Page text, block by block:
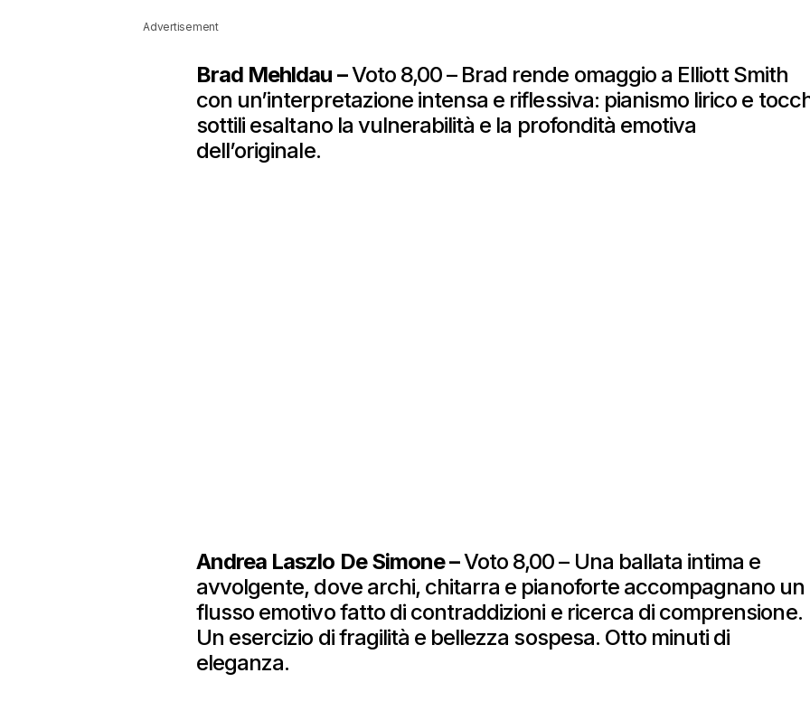
Advertisement
Brad Mehldau –Voto 8,00 – Brad rende omaggio a Elliott Smith
con un’interpretazione intensa e riflessiva: pianismo lirico e
sottili esaltano la vulnerabilità e la profondità emotiva
dell’originale.
Andrea Laszlo De Simone –Voto 8,00 – Una ballata intima e
avvolgente, dove archi, chitarra e pianoforte accompagnano un
flusso emotivo fatto di contraddizioni e ricerca di comprensione.
Un esercizio di fragilità e bellezza sospesa. Otto minuti di
eleganza.